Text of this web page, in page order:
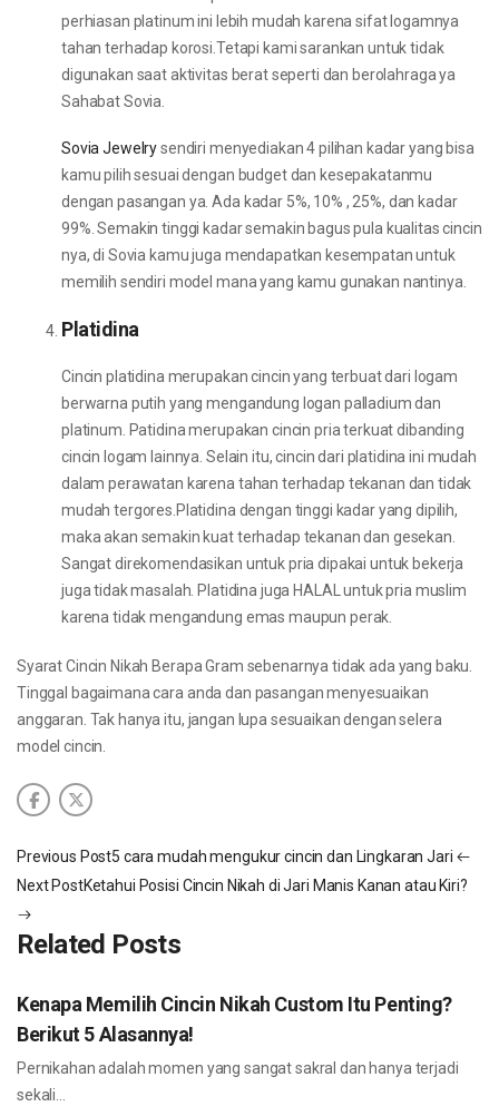
perhiasan platinum ini lebih mudah karena sifat logamnya
tahan terhadap korosi.Tetapi kami sarankan untuk tidak
digunakan saat aktivitas berat seperti dan berolahraga ya
Sahabat Sovia.
Sovia Jewelrysendiri menyediakan 4 pilihan kadar yang bisa
kamu pilih sesuai dengan budget dan kesepakatanmu
dengan pasangan ya. Ada kadar 5%, 10% , 25%, dan kadar
99%. Semakin tinggi kadar semakin bagus pula kualitas cincin
nya, di Sovia kamu juga mendapatkan kesempatan untuk
memilih sendiri model mana yang kamu gunakan nantinya.
Platidina
Cincin platidina merupakan cincin yang terbuat dari logam
berwarna putih yang mengandung logan palladium dan
platinum. Patidina merupakan cincin pria terkuat dibanding
cincin logam lainnya. Selain itu, cincin dari platidina ini mudah
dalam perawatan karena tahan terhadap tekanan dan tidak
mudah tergores.Platidina dengan tinggi kadar yang dipilih,
maka akan semakin kuat terhadap tekanan dan gesekan.
Sangat direkomendasikan untuk pria dipakai untuk bekerja
juga tidak masalah. Platidina juga HALAL untuk pria muslim
karena tidak mengandung emas maupun perak.
Syarat Cincin Nikah Berapa Gram sebenarnya tidak ada yang baku.
Tinggal bagaimana cara anda dan pasangan menyesuaikan
anggaran. Tak hanya itu, jangan lupa sesuaikan dengan selera
model cincin.
Previous Post5 cara mudah mengukur cincin dan Lingkaran Jari
Next PostKetahui Posisi Cincin Nikah di Jari Manis Kanan atau Kiri?
Related Posts
Kenapa Memilih Cincin Nikah Custom Itu Penting?
Berikut 5 Alasannya!
Pernikahan adalah momen yang sangat sakral dan hanya terjadi
sekali…